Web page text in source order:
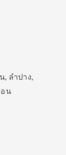
, ลำปาง,
อน